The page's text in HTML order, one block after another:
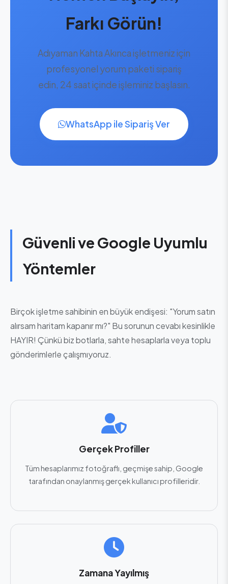
Farkı Görün!
Adıyaman Kahta Akınca işletmeniz için
profesyonel yorum paketi sipariş
edin, 24 saat içinde işleminiz başlasın.
WhatsApp ile Sipariş Ver
Güvenli ve Google Uyumlu
Yöntemler
Birçok işletme sahibinin en büyük endişesi: "Yorum satın
alırsam haritam kapanır mı?" Bu sorunun cevabı kesinlikle
HAYIR! Çünkü biz botlarla, sahte hesaplarla veya toplu
gönderimlerle çalışmıyoruz.
Gerçek Profiller
Tüm hesaplarımız fotoğraflı, geçmişe sahip, Google
tarafından onaylanmış gerçek kullanıcı profilleridir.
Zamana Yayılmış